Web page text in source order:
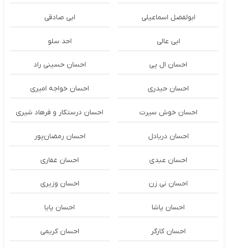
ابولفضل اسماعیلی ابی صادقی
ابی عالی احد سلو
احسان ال پی احسان حسینی راد
احسان حیدری احسان خواجه امیری
احسان خوش سیرت احسان درستكار و فرهاد شيرى
احسان دریادل احسان رمضان‌پور
احسان عبدی احسان غفاری
احسان نی زن احسان وزیری
احسان پاشا احسان پایا
احسان کارگر احسان کریمی